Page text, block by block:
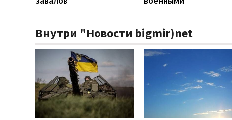
Внутри "Новости bigmir)net